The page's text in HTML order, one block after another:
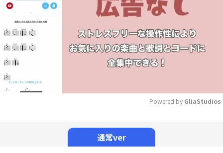
Powered by GliaStudios
通常ver